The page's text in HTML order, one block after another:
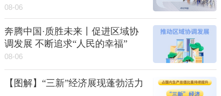
08-06
奔腾中国·质胜未来丨促进区域协
调发展 不断追求“人民的幸福”
08-06
【图解】“三新”经济展现蓬勃活力